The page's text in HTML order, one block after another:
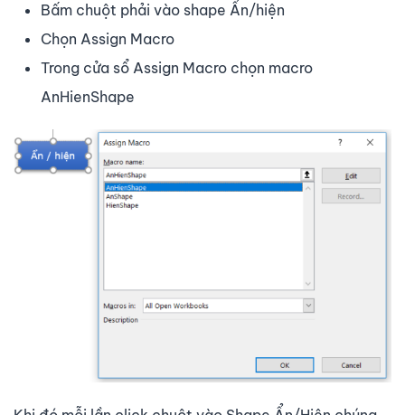
Bấm chuột phải vào shape Ẩn/hiện
Chọn Assign Macro
Trong cửa sổ Assign Macro chọn macro
AnHienShape